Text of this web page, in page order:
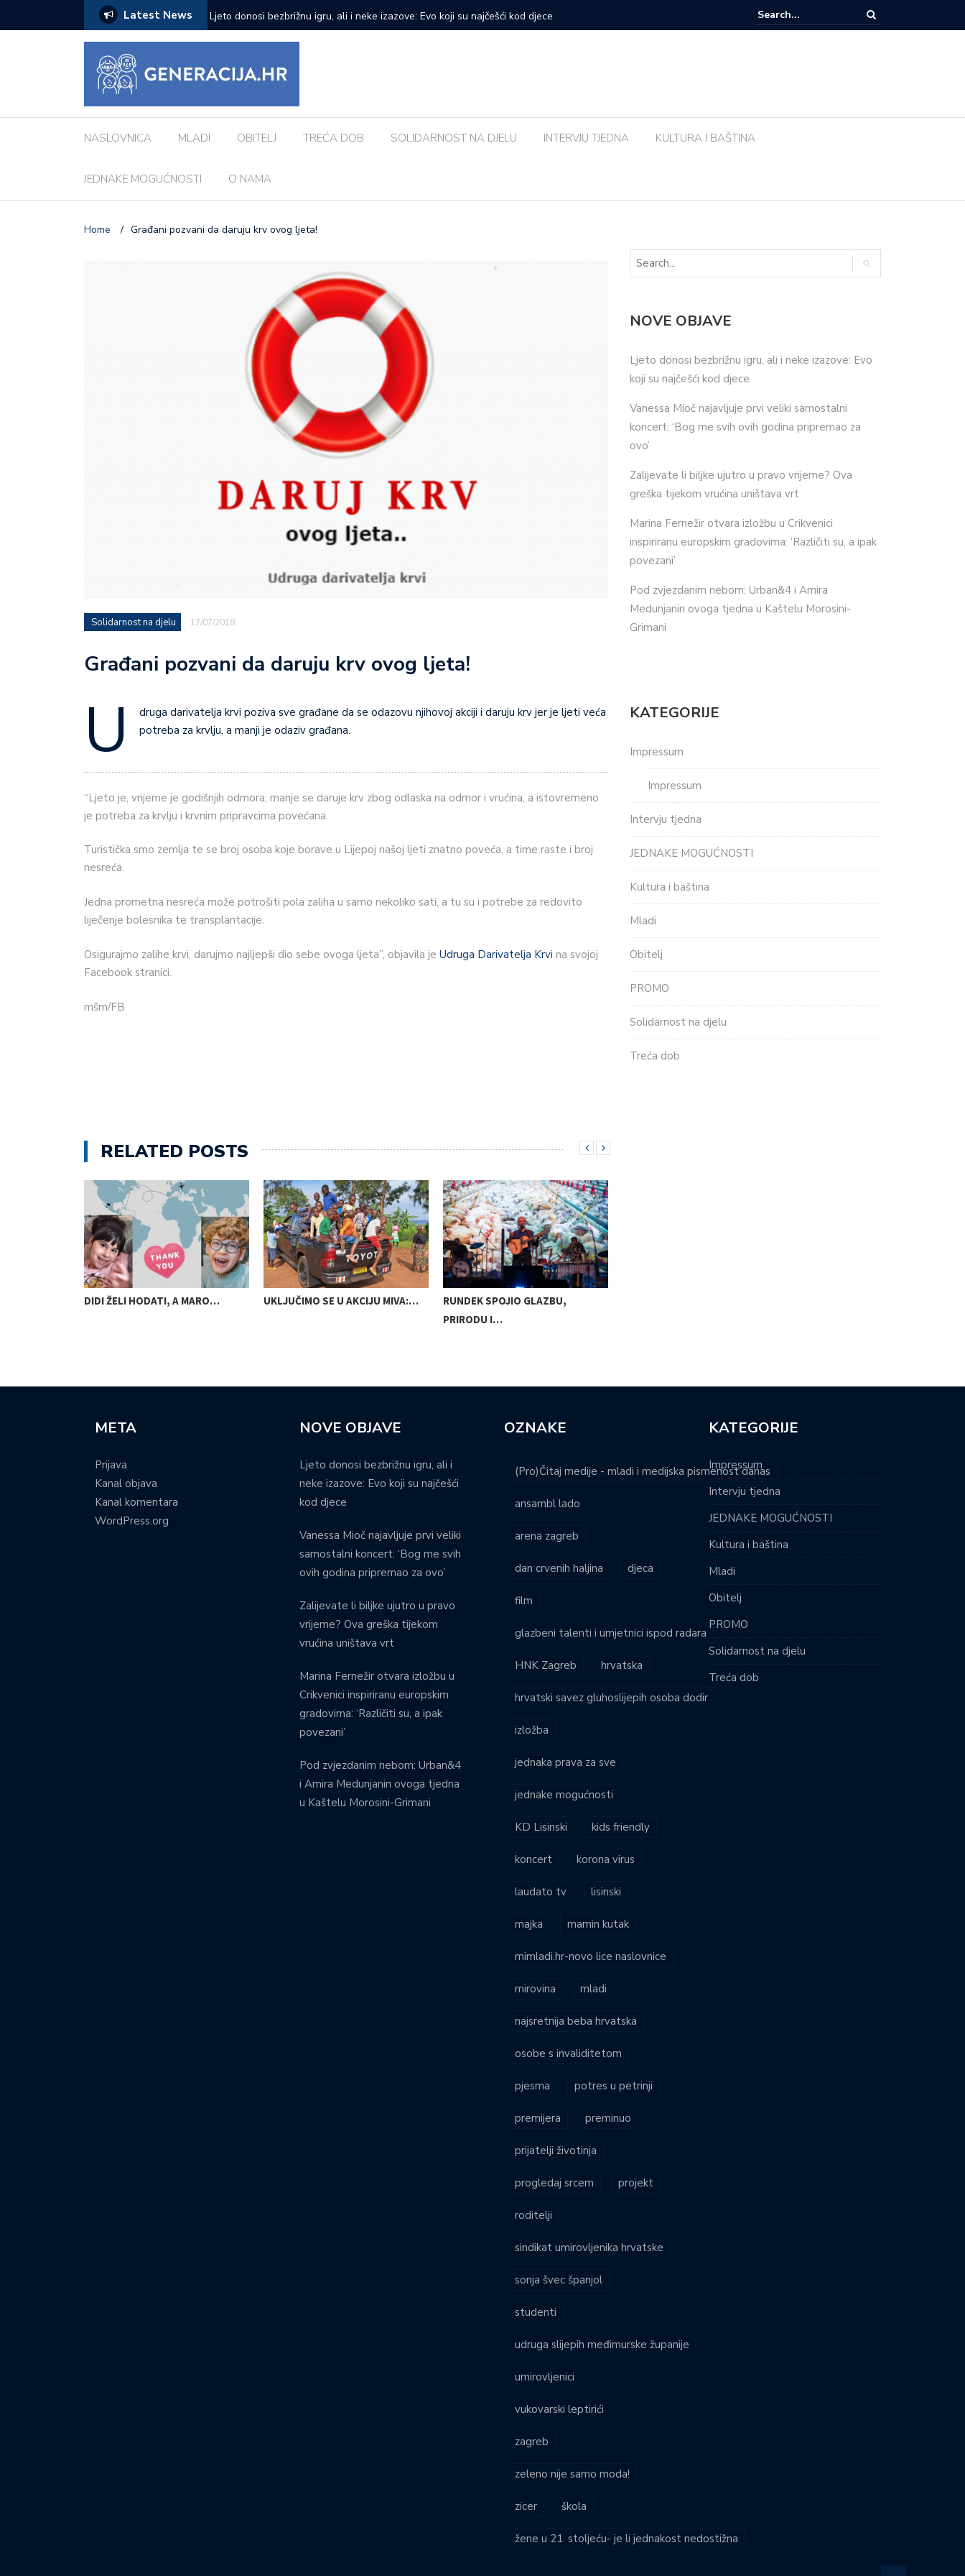
Latest News
Evo koji su najčešći kod djece
Vanessa Mioč najavljuje prvi veliki samostalni koncert: ‘Bog me svih ovih godina
pripremao za ovo’
Zalijevate li biljke ujutro u pravo vrijeme? Ova greška tijekom vrućina uništava
NASLOVNICA MLADI OBITELJ TREĆA DOB SOLIDARNOST NA DJELU INTERVJU TJEDNA KULTURA I BAŠTINA
JEDNAKE MOGUĆNOSTI O NAMA
Home / Građani pozvani da daruju krv ovog ljeta!
Solidarnost na djelu 17/07/2018
Građani pozvani da daruju krv ovog ljeta!
U
druga darivatelja krvi poziva sve građane da se odazovu njihovoj akciji i daruju krv jer je ljeti veća
potreba za krvlju, a manji je odaziv građana.
“Ljeto je, vrijeme je godišnjih odmora, manje se daruje krv zbog odlaska na odmor i vrućina, a istovremeno
je potreba za krvlju i krvnim pripravcima povećana.
Turistička smo zemlja te se broj osoba koje borave u Lijepoj našoj ljeti znatno poveća, a time raste i broj
nesreća.
Jedna prometna nesreća može potrošiti pola zaliha u samo nekoliko sati, a tu su i potrebe za redovito
liječenje bolesnika te transplantacije.
Osigurajmo zalihe krvi, darujmo najljepši dio sebe ovoga ljeta”, objavila je Udruga Darivatelja Krvi na svojoj
Facebook stranici.
mšm/FB
RELATED POSTS
DIDI ŽELI HODATI, A MARO… UKLJUČIMO SE U AKCIJU MIVA:…
RUNDEK SPOJIO GLAZBU,
PRIRODU I…
NOVE OBJAVE
Ljeto donosi bezbrižnu igru, ali i neke izazove: Evo
koji su najčešći kod djece
Vanessa Mioč najavljuje prvi veliki samostalni
koncert: ‘Bog me svih ovih godina pripremao za
ovo’
Zalijevate li biljke ujutro u pravo vrijeme? Ova
greška tijekom vrućina uništava vrt
Marina Fernežir otvara izložbu u Crikvenici
inspiriranu europskim gradovima: ‘Različiti su, a ipak
povezani’
Pod zvjezdanim nebom: Urban&4 i Amira
Medunjanin ovoga tjedna u Kaštelu Morosini-
Grimani
KATEGORIJE
Impressum
Impressum
Intervju tjedna
JEDNAKE MOGUĆNOSTI
Kultura i baština
Mladi
Obitelj
PROMO
Solidarnost na djelu
Treća dob
META
Prijava
Kanal objava
Kanal komentara
WordPress.org
NOVE OBJAVE
Ljeto donosi bezbrižnu igru, ali i
neke izazove: Evo koji su najčešći
kod djece
Vanessa Mioč najavljuje prvi veliki
samostalni koncert: ‘Bog me svih
ovih godina pripremao za ovo’
Zalijevate li biljke ujutro u pravo
vrijeme? Ova greška tijekom
vrućina uništava vrt
Marina Fernežir otvara izložbu u
Crikvenici inspiriranu europskim
gradovima: ‘Različiti su, a ipak
povezani’
Pod zvjezdanim nebom: Urban&4
i Amira Medunjanin ovoga tjedna
u Kaštelu Morosini-Grimani
OZNAKE
(Pro)Čitaj medije - mladi i medijska pismenost danas
ansambl lado
arena zagreb
dan crvenih haljina djeca
film
glazbeni talenti i umjetnici ispod radara
HNK Zagreb hrvatska
hrvatski savez gluhoslijepih osoba dodir
izložba
jednaka prava za sve
jednake mogućnosti
KD Lisinski kids friendly
koncert korona virus
laudato tv lisinski
majka mamin kutak
mimladi.hr-novo lice naslovnice
mirovina mladi
najsretnija beba hrvatska
osobe s invaliditetom
pjesma potres u petrinji
premijera preminuo
prijatelji životinja
progledaj srcem projekt
roditelji
sindikat umirovljenika hrvatske
sonja švec španjol
studenti
udruga slijepih međimurske županije
umirovljenici
vukovarski leptirići
zagreb
zeleno nije samo moda!
zicer škola
žene u 21. stoljeću- je li jednakost nedostižna
KATEGORIJE
Impressum
Intervju tjedna
JEDNAKE MOGUĆNOSTI
Kultura i baština
Mladi
Obitelj
PROMO
Solidarnost na djelu
Treća dob